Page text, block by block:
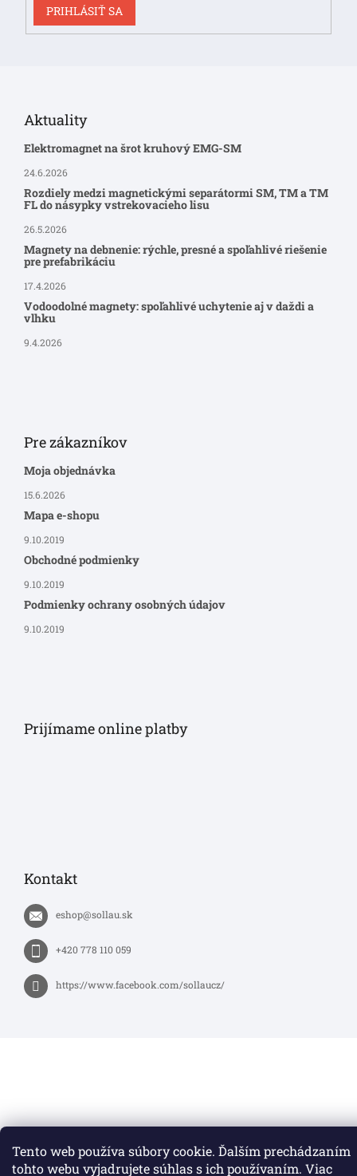
Tento web používa súbory cookie. Ďalším prechádzaním
tohto webu vyjadrujete súhlas s ich používaním. Viac
PRIHLÁSIŤ SA
Aktuality
Elektromagnet na šrot kruhový EMG-SM
24.6.2026
Rozdiely medzi magnetickými separátormi SM, TM a TM
FL do násypky vstrekovacieho lisu
26.5.2026
Magnety na debnenie: rýchle, presné a spoľahlivé riešenie
pre prefabrikáciu
17.4.2026
Vodoodolné magnety: spoľahlivé uchytenie aj v daždi a
vlhku
9.4.2026
Pre zákazníkov
Moja objednávka
15.6.2026
Mapa e-shopu
9.10.2019
Obchodné podmienky
9.10.2019
Podmienky ochrany osobných údajov
9.10.2019
Prijímame online platby
Kontakt
eshop@sollau.sk
+420 778 110 059
https://www.facebook.com/sollaucz/